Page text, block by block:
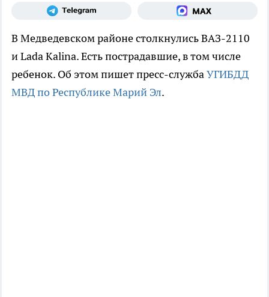
В Медведевском районе столкнулись ВАЗ-2110
и Lada Kalina. Есть пострадавшие, в том числе
ребенок. Об этом пишет пресс-службаУГИБДД
МВД по Республике Марий Эл.